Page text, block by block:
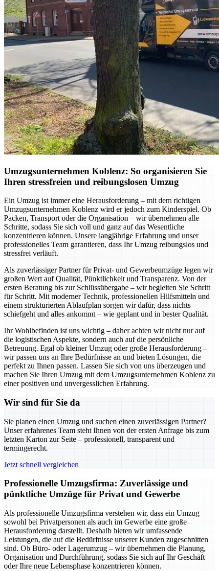
Umzugsunternehmen Koblenz: So organisieren Sie
Ihren stressfreien und reibungslosen Umzug
Ein Umzug ist immer eine Herausforderung – mit dem richtigen
Umzugsunternehmen Koblenz wird er jedoch zum Kinderspiel. Ob
Packen, Transport oder die Organisation – wir übernehmen alle
Schritte, sodass Sie sich voll und ganz auf das Wesentliche
konzentrieren können. Unsere langjährige Erfahrung und unser
professionelles Team garantieren, dass Ihr Umzug reibungslos und
stressfrei verläuft.
Als zuverlässiger Partner für Privat- und Gewerbeumzüge legen wir
großen Wert auf Qualität, Pünktlichkeit und Transparenz. Von der
ersten Beratung bis zur Schlüssübergabe – wir begleiten Sie Schritt
für Schritt. Mit moderner Technik, professionellen Hilfsmitteln und
einem strukturierten Ablaufplan sorgen wir dafür, dass nichts
schiefgeht und alles ankommt – wie geplant und in bester Qualität.
Ihr Wohlbefinden ist uns wichtig – daher achten wir nicht nur auf
die logistischen Aspekte, sondern auch auf die persönliche
Betreuung. Egal ob kleiner Umzug oder große Herausforderung –
wir passen uns an Ihre Bedürfnisse an und bieten Lösungen, die
perfekt zu Ihnen passen. Lassen Sie sich von uns überzeugen und
machen Sie Ihren Umzug mit dem Umzugsunternehmen Koblenz zu
einer positiven und unvergesslichen Erfahrung.
Wir sind für Sie da
Sie planen einen Umzug und suchen einen zuverlässigen Partner?
Unser erfahrenes Team steht Ihnen von der ersten Anfrage bis zum
letzten Karton zur Seite – professionell, transparent und
termingerecht.
Jetzt schnell vergleichen
Professionelle Umzugsfirma: Zuverlässige und
pünktliche Umzüge für Privat und Gewerbe
Als professionelle Umzugsfirma verstehen wir, dass ein Umzug
sowohl bei Privatpersonen als auch im Gewerbe eine große
Herausforderung darstellt. Deshalb bieten wir umfassende
Leistungen, die auf die Bedürfnisse unserer Kunden zugeschnitten
sind. Ob Büro- oder Lagerumzug – wir übernehmen die Planung,
Organisation und Durchführung, sodass Sie sich auf Ihr Geschäft
oder Ihre neue Lebensphase konzentrieren können.